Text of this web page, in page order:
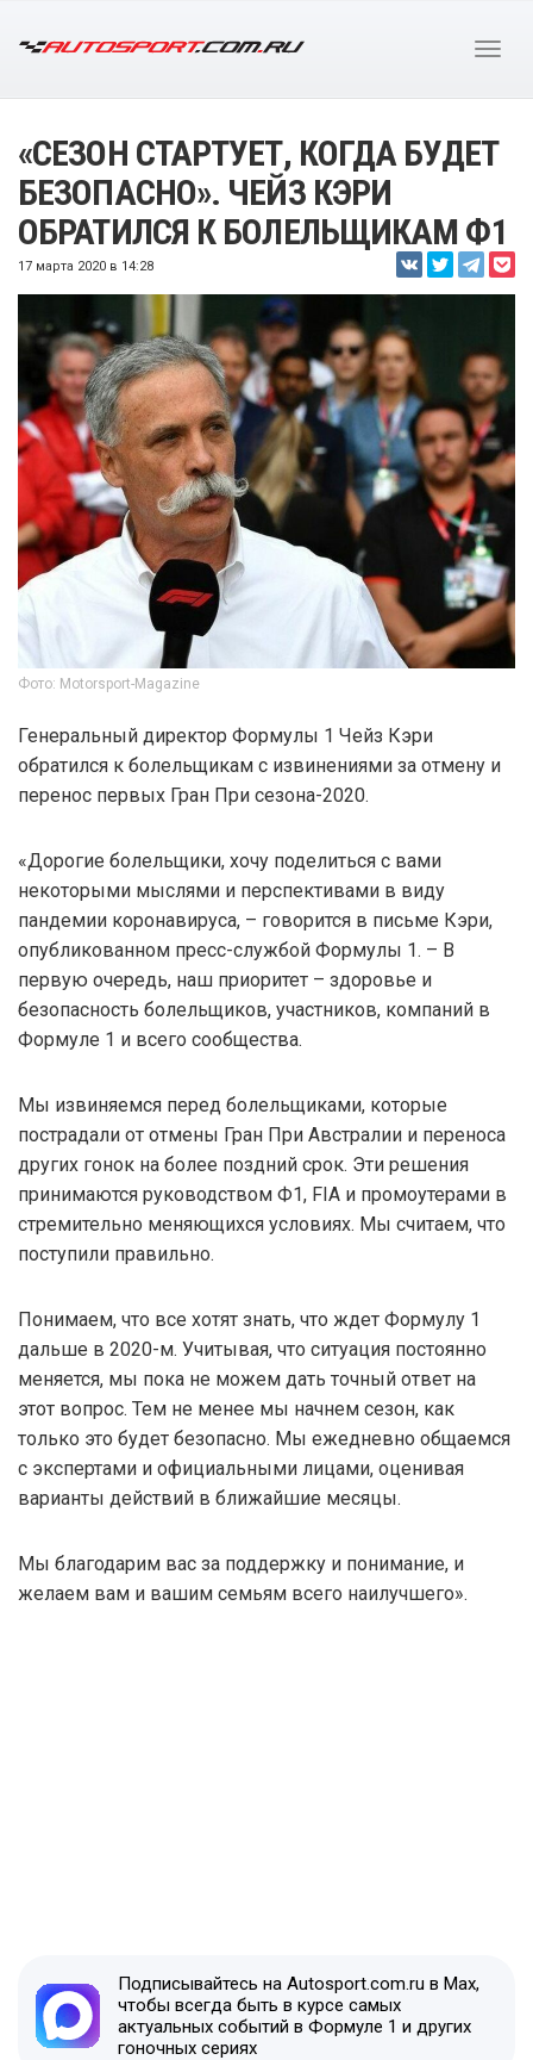
«СЕЗОН СТАРТУЕТ, КОГДА БУДЕТ
БЕЗОПАСНО». ЧЕЙЗ КЭРИ
ОБРАТИЛСЯ К БОЛЕЛЬЩИКАМ Ф1
17 марта 2020 в 14:28
Фото: Motorsport-Magazine
Генеральный директор Формулы 1 Чейз Кэри
обратился к болельщикам с извинениями за отмену и
перенос первых Гран При сезона-2020.
«Дорогие болельщики, хочу поделиться с вами
некоторыми мыслями и перспективами в виду
пандемии коронавируса, – говорится в письме Кэри,
опубликованном пресс-службой Формулы 1. – В
первую очередь, наш приоритет – здоровье и
безопасность болельщиков, участников, компаний в
Формуле 1 и всего сообщества.
Мы извиняемся перед болельщиками, которые
пострадали от отмены Гран При Австралии и переноса
других гонок на более поздний срок. Эти решения
принимаются руководством Ф1, FIA и промоутерами в
стремительно меняющихся условиях. Мы считаем, что
поступили правильно.
Понимаем, что все хотят знать, что ждет Формулу 1
дальше в 2020-м. Учитывая, что ситуация постоянно
меняется, мы пока не можем дать точный ответ на
этот вопрос. Тем не менее мы начнем сезон, как
только это будет безопасно. Мы ежедневно общаемся
с экспертами и официальными лицами, оценивая
варианты действий в ближайшие месяцы.
Мы благодарим вас за поддержку и понимание, и
желаем вам и вашим семьям всего наилучшего».
Подписывайтесь на Autosport.com.ru в Max,
чтобы всегда быть в курсе самых
актуальных событий в Формуле 1 и других
гоночных сериях